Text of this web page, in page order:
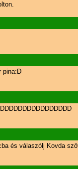
pina:D
és válaszólj Kovda